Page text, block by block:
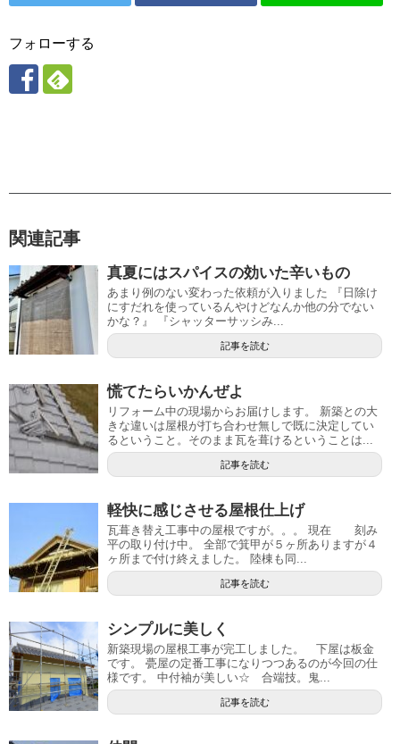
フォローする
関連記事
真夏にはスパイスの効いた辛いもの
あまり例のない変わった依頼が入りました 『日除け
にすだれを使っているんやけどなんか他の分でない
かな？』 『シャッターサッシみ...
記事を読む
慌てたらいかんぜよ
リフォーム中の現場からお届けします。 新築との大
きな違いは屋根が打ち合わせ無しで既に決定してい
るということ。そのまま瓦を葺けるということは...
記事を読む
軽快に感じさせる屋根仕上げ
瓦葺き替え工事中の屋根ですが。。。 現在 刻み
平の取り付け中。 全部で箕甲が５ヶ所ありますが４
ヶ所まで付け終えました。 陸棟も同...
記事を読む
シンプルに美しく
新築現場の屋根工事が完工しました。 下屋は板金
です。 甍屋の定番工事になりつつあるのが今回の仕
様です。 中付袖が美しい☆ 合端技。鬼...
記事を読む